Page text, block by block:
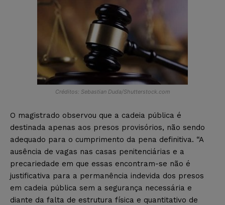
Créditos: Sebastian Duda/Shutterstock.com
O magistrado observou que a cadeia pública é
destinada apenas aos presos provisórios, não sendo
adequado para o cumprimento da pena definitiva. “A
ausência de vagas nas casas penitenciárias e a
precariedade em que essas encontram-se não é
justificativa para a permanência indevida dos presos
em cadeia pública sem a segurança necessária e
diante da falta de estrutura física e quantitativo de